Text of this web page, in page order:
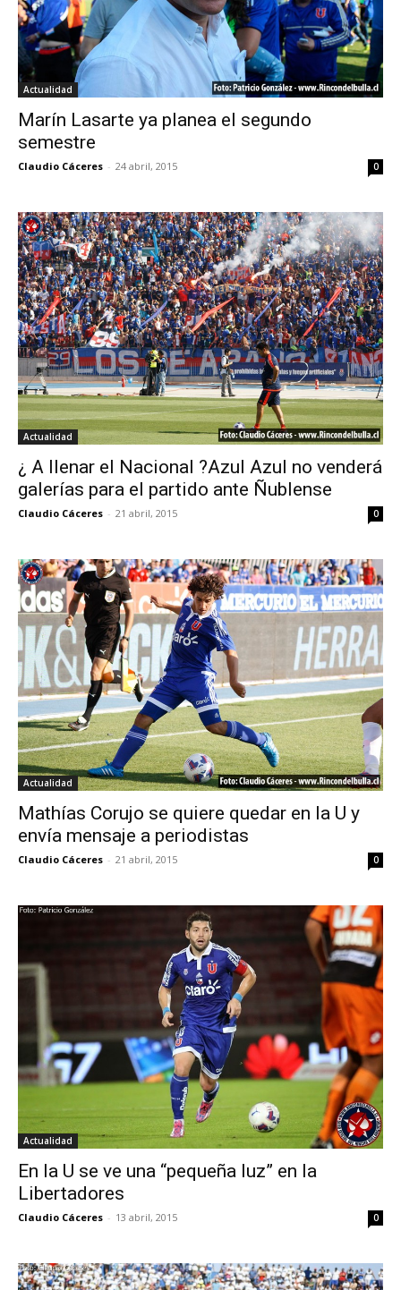
Actualidad
Marín Lasarte ya planea el segundo
semestre
Claudio Cáceres - 24 abril, 2015 0
Actualidad
¿ A llenar el Nacional ?Azul Azul no venderá
galerías para el partido ante Ñublense
Claudio Cáceres - 21 abril, 2015 0
Actualidad
Mathías Corujo se quiere quedar en la U y
envía mensaje a periodistas
Claudio Cáceres - 21 abril, 2015 0
Actualidad
En la U se ve una “pequeña luz” en la
Libertadores
Claudio Cáceres - 13 abril, 2015 0